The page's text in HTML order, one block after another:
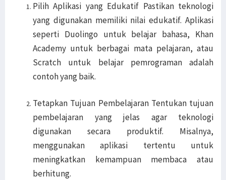
Pilih Aplikasi yang Edukatif Pastikan teknologi
yang digunakan memiliki nilai edukatif. Aplikasi
seperti Duolingo untuk belajar bahasa, Khan
Academy untuk berbagai mata pelajaran, atau
Scratch untuk belajar pemrograman adalah
contoh yang baik.
Tetapkan Tujuan Pembelajaran Tentukan tujuan
pembelajaran yang jelas agar teknologi
digunakan secara produktif. Misalnya,
menggunakan aplikasi tertentu untuk
meningkatkan kemampuan membaca atau
berhitung.